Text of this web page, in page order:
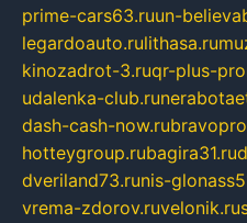
prime-cars63.ruun-
legardoauto.rulithasa.ru
kinozadrot-3.ruqr-plus-
udalenka-club.ru
dash-cash-now.ru
hotteygroup.rubagira31.ru
dveriland73.runis-
vrema-zdorov.ruvelonik.ru